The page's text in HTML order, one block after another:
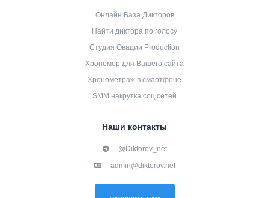
Онлайн База Дикторов
Найти диктора по голосу
Студия Овации Production
Хрономер для Вашего сайта
Хронометраж в смартфоне
SMM накрутка соц сетей
Наши контакты
@Diktorov_net
admin@diktorov.net